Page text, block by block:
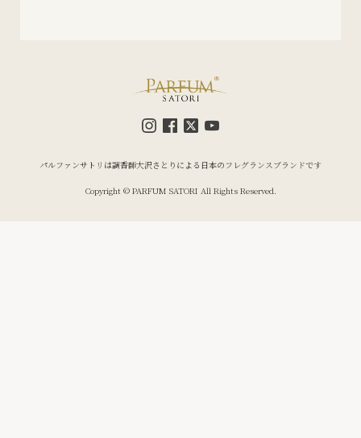
パルファンサトリは調香師大沢さとりによる日本のフレグランスブランドです
Copyright © PARFUM SATORI All Rights Reserved.